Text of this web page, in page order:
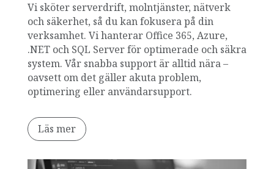
Vi sköter serverdrift, molntjänster, nätverk
och säkerhet, så du kan fokusera på din
verksamhet. Vi hanterar Office 365, Azure,
.NET och SQL Server för optimerade och säkra
system. Vår snabba support är alltid nära –
oavsett om det gäller akuta problem,
optimering eller användarsupport.
Läs mer